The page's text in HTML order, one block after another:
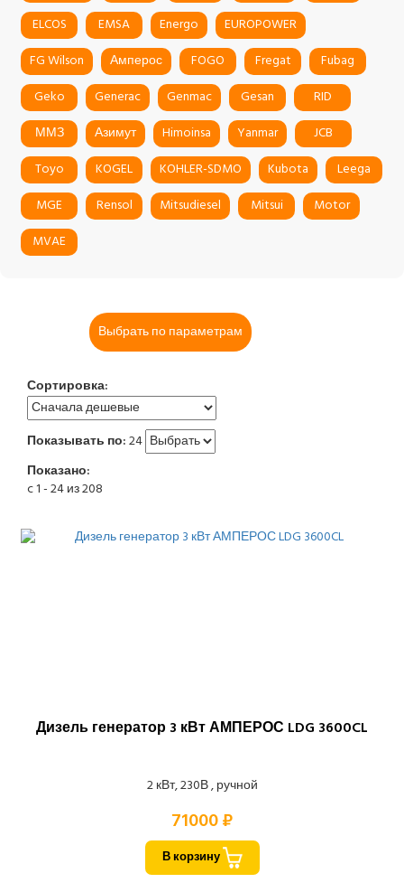
ELCOS
EMSA Energo
EUROPOWER
FG Wilson
Амперос FOGO Fregat
Fubag
Geko
Generac Genmac Gesan
RID
ММЗ
Азимут Himoinsa Yanmar
JCB
Toyo
KOGEL KOHLER-SDMO Kubota
Leega
MGE
Rensol Mitsudiesel Mitsui
Motor
MVAE
Выбрать по параметрам
Сортировка:
Показывать по:24
Показано:
c 1 - 24 из 208
Дизель генератор 3 кВт АМПЕРОС LDG 3600CL
2 кВт, 230В , ручной
71000 ₽
В корзину